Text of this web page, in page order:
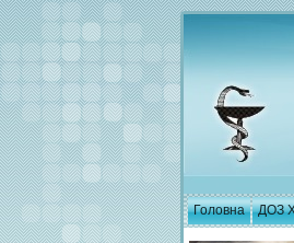
Головна ДОЗ